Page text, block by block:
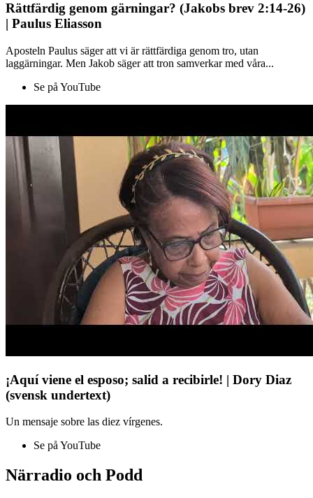
Rättfärdig genom gärningar? (Jakobs brev 2:14-26)
| Paulus Eliasson
Aposteln Paulus säger att vi är rättfärdiga genom tro, utan
laggärningar. Men Jakob säger att tron samverkar med våra...
Se på YouTube
¡Aquí viene el esposo; salid a recibirle! | Dory Diaz
(svensk undertext)
Un mensaje sobre las diez vírgenes.
Se på YouTube
Närradio och Podd